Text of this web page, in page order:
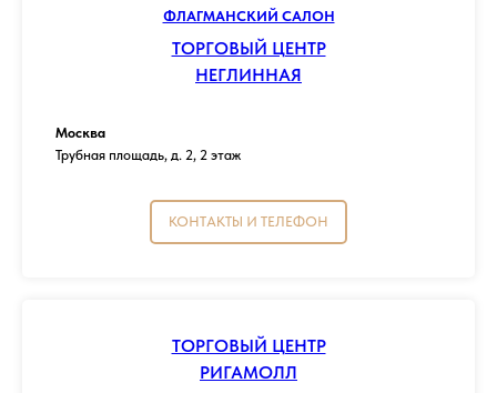
ФЛАГМАНСКИЙ САЛОН
ТОРГОВЫЙ ЦЕНТР
НЕГЛИННАЯ
Москва
Трубная площадь, д. 2, 2 этаж
КОНТАКТЫ И ТЕЛЕФОН
ТОРГОВЫЙ ЦЕНТР
РИГАМОЛЛ